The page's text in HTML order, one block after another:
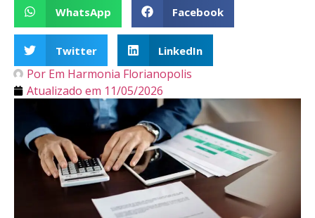
WhatsApp Facebook
Twitter LinkedIn
Por Em Harmonia Florianopolis
Atualizado em 11/05/2026